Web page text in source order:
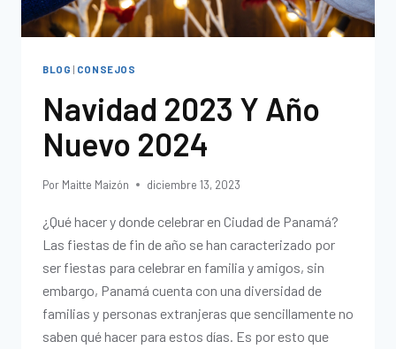
BLOG | CONSEJOS
Navidad 2023 Y Año
Nuevo 2024
Por Maitte Maizón diciembre 13, 2023
¿Qué hacer y donde celebrar en Ciudad de Panamá?
Las fiestas de fin de año se han caracterizado por
ser fiestas para celebrar en familia y amigos, sin
embargo, Panamá cuenta con una diversidad de
familias y personas extranjeras que sencillamente no
saben qué hacer para estos días. Es por esto que